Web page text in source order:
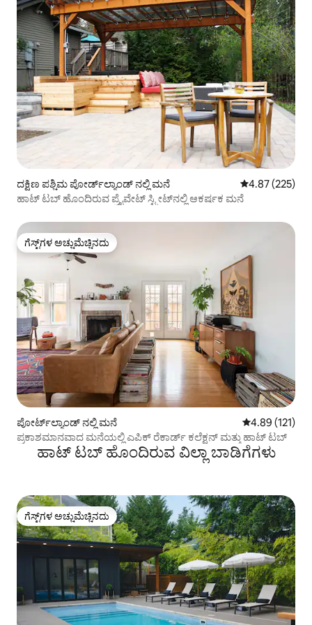
ದಕ್ಷಿಣ ಪಶ್ಚಿಮ ಪೋರ್ಡ್‌ಲ್ಯಾಂಡ್ ನಲ್ಲಿ ಮನೆ 5 ರಲ್ಲಿ 4.87
4.87 (225)
ಹಾಟ್ ಟಬ್ ಹೊಂದಿರುವ ಪ್ರೈವೇಟ್ ಸ್ಟ್ರೀಟ್‌ನಲ್ಲಿ ಆಕರ್ಷಕ ಮನೆ
ಗೆಸ್ಟ್‌ಗಳ ಅಚ್ಚುಮೆಚ್ಚಿನದು
ಗೆಸ್ಟ್‌ಗಳ ಅಚ್ಚುಮೆಚ್ಚಿನದು
ಪೋರ್ಟ್‌ಲ್ಯಾಂಡ್ ನಲ್ಲಿ ಮನೆ 5 ರಲ್ಲಿ 4.89
4.89 (121)
ಪ್ರಕಾಶಮಾನವಾದ ಮನೆಯಲ್ಲಿ ಎಪಿಕ್ ರೆಕಾರ್ಡ್ ಕಲೆಕ್ಷನ್ ಮತ್ತು ಹಾಟ್ ಟಬ್
ಹಾಟ್ ಟಬ್ ಹೊಂದಿರುವ ವಿಲ್ಲಾ ಬಾಡಿಗೆಗಳು
ಗೆಸ್ಟ್‌ಗಳ ಅಚ್ಚುಮೆಚ್ಚಿನದು
ಗೆಸ್ಟ್‌ಗಳ ಅಚ್ಚುಮೆಚ್ಚಿನದು